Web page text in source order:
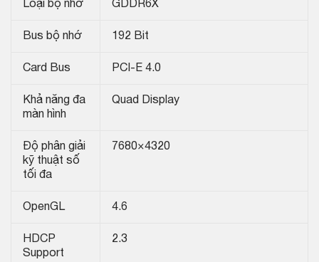
Loại bộ nhớ GDDR6X
Bus bộ nhớ 192 Bit
Card Bus PCI-E 4.0
Khả năng đa
màn hình
Quad Display
Độ phân giải
kỹ thuật số
tối đa
7680×4320
OpenGL 4.6
HDCP
Support
2.3